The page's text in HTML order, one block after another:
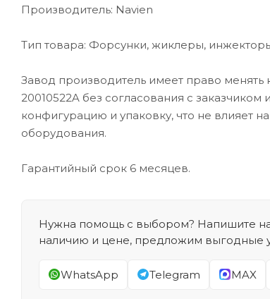
Производитель: Navien
Тип товара: Форсунки, жиклеры,
Завод производитель имеет право
20010522A без согласования с
конфигурацию и упаковку, что не влияет
оборудования.
Гарантийный срок 6 месяцев.
Нужна помощь с выбором? Напишите
наличию и цене, предложим выгодные
WhatsApp Telegram MAX